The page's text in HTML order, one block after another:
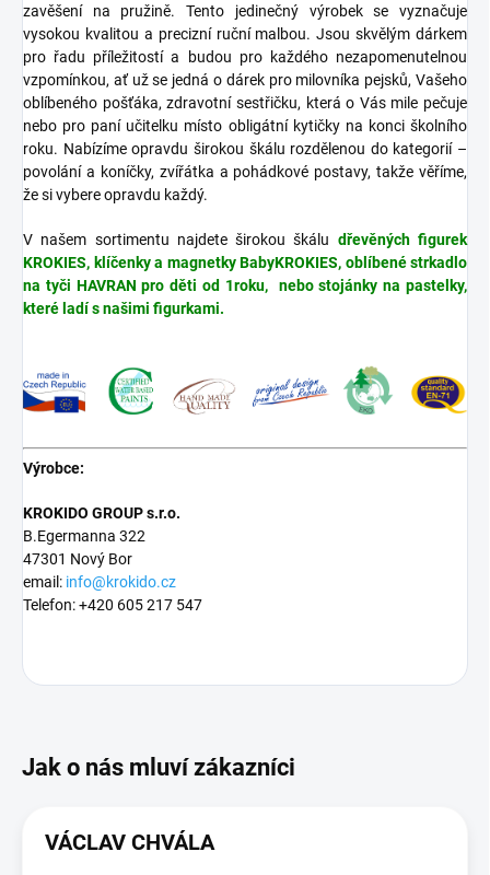
zavěšení na pružině. Tento jedinečný výrobek se vyznačuje
vysokou kvalitou a precizní ruční malbou. Jsou skvělým dárkem
pro řadu příležitostí a budou pro každého nezapomenutelnou
vzpomínkou, ať už se jedná o dárek pro milovníka pejsků, Vašeho
oblíbeného pošťáka, zdravotní sestřičku, která o Vás mile pečuje
nebo pro paní učitelku místo obligátní kytičky na konci školního
roku. Nabízíme opravdu širokou škálu rozdělenou do kategorií –
povolání a koníčky, zvířátka a pohádkové postavy, takže věříme,
že si vybere opravdu každý.
V našem sortimentu najdete širokou škálu dřevěných figurek
KROKIES, klíčenky a magnetky BabyKROKIES, oblíbené strkadlo
na tyči HAVRAN pro děti od 1roku, nebo stojánky na pastelky,
které ladí s našimi figurkami.
Výrobce:
KROKIDO GROUP s.r.o.
B.Egermanna 322
47301 Nový Bor
email: info@krokido.cz
Telefon: +420 605 217 547
VÁCLAV CHVÁLA